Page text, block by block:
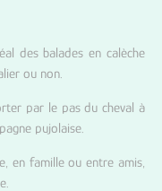
des balades en calèche
ou non.
par le pas du cheval à
pujolaise.
en famille ou entre amis,